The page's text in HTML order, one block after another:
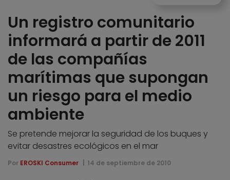
Un registro comunitario
informará a partir de 2011
de las compañías
marítimas que supongan
un riesgo para el medio
ambiente
Se pretende mejorar la seguridad de los buques y
evitar desastres ecológicos en el mar
Por EROSKI Consumer 14 de septiembre de 2010